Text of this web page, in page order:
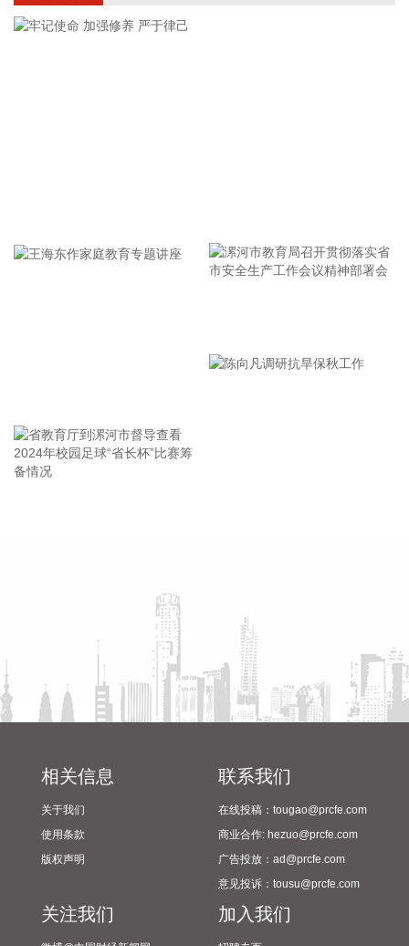
0.07个百分点；生猪产能综合调控政策效应显现，叠加部分地
区高温、强降雨等极端天气频发推高运输成本等因素，猪肉价
比上涨约0.07个百分点。 从同比看，全国CPI上涨0.5%，保持
温和上涨。CPI同比涨幅比上月回落0.5个百分点，主要是受汽
格上涨1.5%，涨幅比上月回落0.2个百分点，影响CPI同比上涨
CPI同比上涨约0.13个百分点；计算机、平板电脑和移动电话
机价格分别上涨17.4%、17.2%和8.5%，涨幅均有扩大，合计
影响CPI同比上涨约0.14个百分点。服务价格上涨0.7%，涨幅
CPI同比下降约0.25个百分点。食品中，猪肉价格下降13.3%，
降幅比上月收窄2.6个百分点，影响CPI同比下降约0.25个百分
点；鲜菜、鲜果、粮食、食用油、奶类价格降幅在0.3%—
1.5%之间；鸡蛋价格上涨17.8%，涨幅比上月回落2.2个百分
点；羊肉、牛肉和禽肉类价格涨幅在1.6%—6.2%之间。
2026-08-09 09:39:16
0.5%。其中，城市上涨0.5%，农村上涨0.4%；食品价格下降
格上涨0.7%。1­­—7月平均，全国居民消费价格比上年同期上涨
0.9%。
2026-08-09 09:35:22
国家统计局：2026年7月份，全国工业生产者出厂价格同比上
涨3.5%，环比下降0.7%。工业生产者购进价格同比上涨
市安全生产工作会议精神部署
相关信息
关于我们
使用条款
版权声明
联系我们
在线投稿：tougao@prcfe.com
商业合作: hezuo@prcfe.com
广告投放：ad@prcfe.com
意见投诉：tousu@prcfe.com
关注我们 加入我们